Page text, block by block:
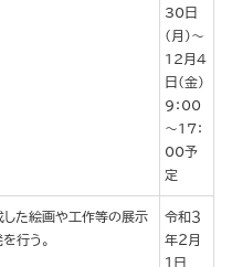
30日
(月）～
12月４
日(金）
9：00
～17：
00予
定
た絵画や工作等の展示
行う。
令和３
年２月
１日